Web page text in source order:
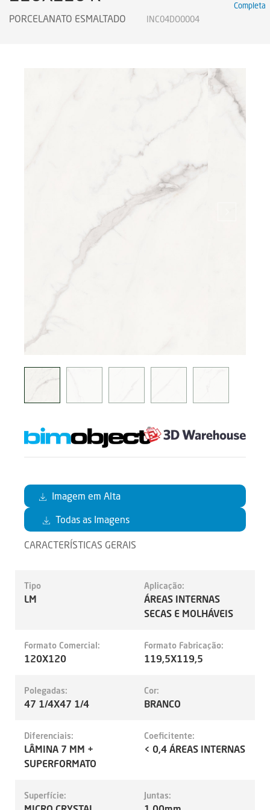
Certificados
Sustainability
PORCELANATO ESMALTADO INC04DO0004
Completa
Imagem em Alta
Todas as Imagens
CARACTERÍSTICAS GERAIS
Tipo
LM
Aplicação:
ÁREAS INTERNAS
SECAS E MOLHÁVEIS
Formato Comercial:
120X120
Formato Fabricação:
119,5X119,5
Polegadas:
47 1/4X47 1/4
Cor:
BRANCO
Diferenciais:
LÂMINA 7 MM +
SUPERFORMATO
Coeficitente:
< 0,4 ÁREAS INTERNAS
Superfície: Juntas: